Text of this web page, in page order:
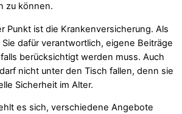
zu können.
Punkt ist die Krankenversicherung. Als
dafür verantwortlich, eigene Beiträge
berücksichtigt werden muss. Auch
nicht unter den Tisch fallen, denn sie
Sicherheit im Alter.
es sich, verschiedene Angebote